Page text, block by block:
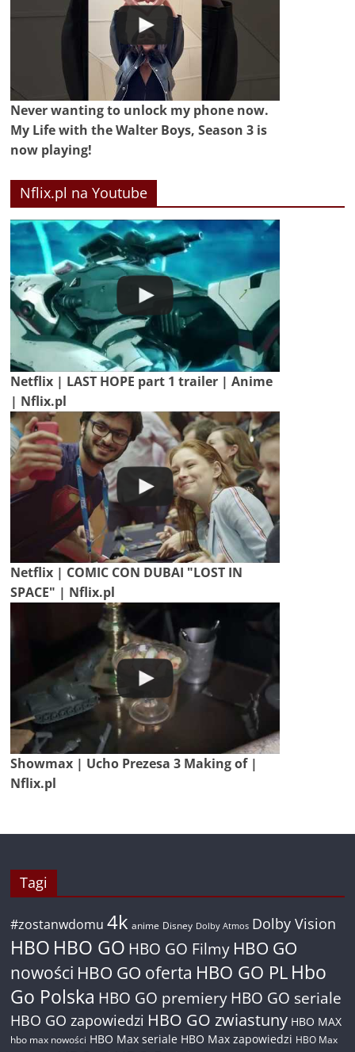
Never wanting to unlock my phone now.
My Life with the Walter Boys, Season 3 is
now playing!
Nflix.pl na Youtube
Netflix | LAST HOPE part 1 trailer | Anime
| Nflix.pl
Netflix | COMIC CON DUBAI "LOST IN
SPACE" | Nflix.pl
Showmax | Ucho Prezesa 3 Making of |
Nflix.pl
Tagi
#zostanwdomu 4k anime Disney Dolby Atmos Dolby Vision
HBO HBO GO HBO GO Filmy HBO GO
nowości HBO GO oferta HBO GO PL Hbo
Go Polska HBO GO premiery HBO GO seriale
HBO GO zapowiedzi HBO GO zwiastuny HBO MAX
hbo max nowości HBO Max seriale HBO Max zapowiedzi HBO Max